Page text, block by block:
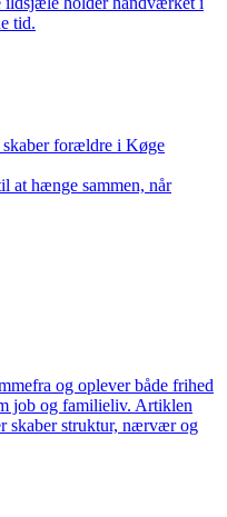
tid.
skaber forældre i Køge
at hænge sammen, når
og oplever både frihed
job og familieliv. Artiklen
skaber struktur, nærvær og